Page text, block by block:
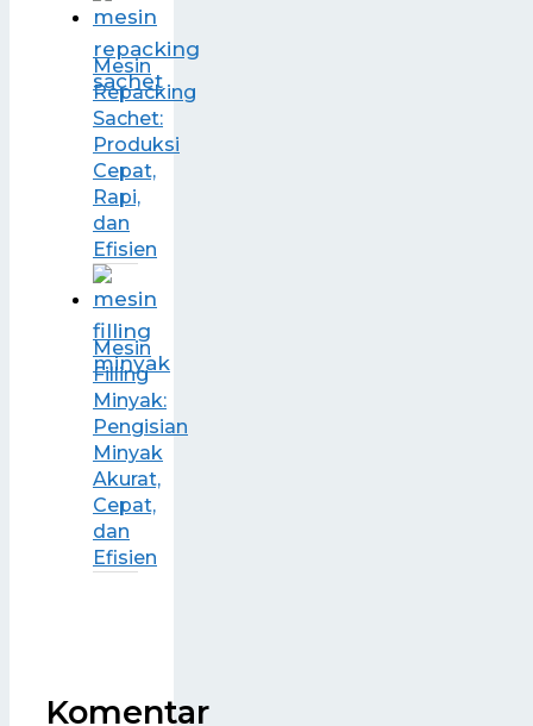
Mesin
Repacking
Sachet:
Produksi
Cepat,
Rapi,
dan
Efisien
Mesin
Filling
Minyak:
Pengisian
Minyak
Akurat,
Cepat,
dan
Efisien
Komentar